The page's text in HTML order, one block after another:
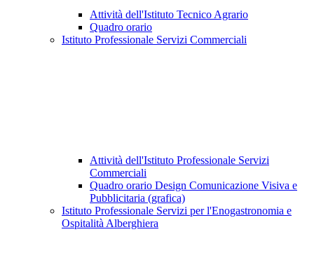
Attività dell'Istituto Tecnico Agrario
Quadro orario
Istituto Professionale Servizi Commerciali
Attività dell'Istituto Professionale Servizi
Commerciali
Quadro orario Design Comunicazione Visiva e
Pubblicitaria (grafica)
Istituto Professionale Servizi per l'Enogastronomia e
Ospitalità Alberghiera